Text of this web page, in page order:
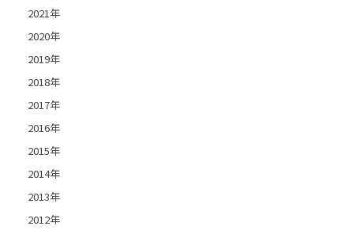
2021年
2020年
2019年
2018年
2017年
2016年
2015年
2014年
2013年
2012年